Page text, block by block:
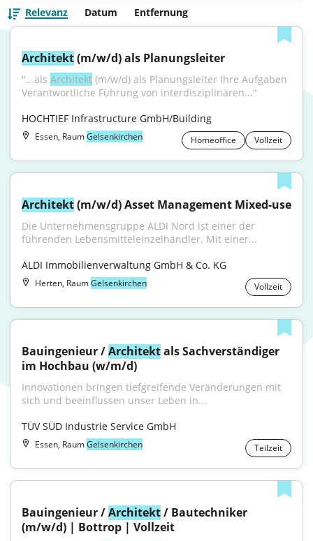
Relevanz Datum Entfernung
Architekt (m/w/d) als Planungsleiter
"...als Architekt (m/w/d) als Planungsleiter Ihre Aufgaben
Verantwortliche Führung von interdisziplinären..."
HOCHTIEF Infrastructure GmbH/Building
Essen, RaumGelsenkirchen Homeoffice Vollzeit
Architekt (m/w/d) Asset Management Mixed-use
Die Unternehmensgruppe ALDI Nord ist einer der
führenden Lebensmitteleinzelhändler. Mit einer...
ALDI Immobilienverwaltung GmbH & Co. KG
Herten, RaumGelsenkirchen Vollzeit
Bauingenieur / Architekt als Sachverständiger
im Hochbau (w/m/d)
Innovationen bringen tiefgreifende Veränderungen mit
sich und beeinflussen unser Leben in...
TÜV SÜD Industrie Service GmbH
Essen, RaumGelsenkirchen Teilzeit
Bauingenieur / Architekt / Bautechniker
(m/w/d) | Bottrop | Vollzeit